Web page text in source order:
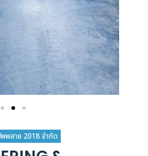
พพลาย 2018 จำกัด